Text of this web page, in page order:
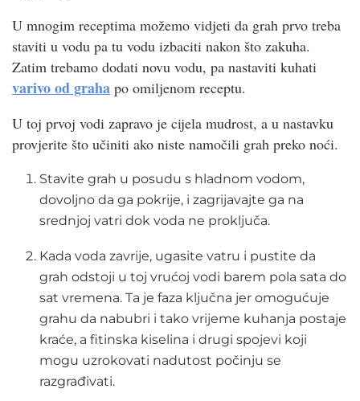
U mnogim receptima možemo vidjeti da grah prvo treba
staviti u vodu pa tu vodu izbaciti nakon što zakuha.
Zatim trebamo dodati novu vodu, pa nastaviti kuhati
varivo od graha po omiljenom receptu.
U toj prvoj vodi zapravo je cijela mudrost, a u nastavku
provjerite što učiniti ako niste namočili grah preko noći.
Stavite grah u posudu s hladnom vodom,
dovoljno da ga pokrije, i zagrijavajte ga na
srednjoj vatri dok voda ne proključa.
Kada voda zavrije, ugasite vatru i pustite da
grah odstoji u toj vrućoj vodi barem pola sata do
sat vremena. Ta je faza ključna jer omogućuje
grahu da nabubri i tako vrijeme kuhanja postaje
kraće, a fitinska kiselina i drugi spojevi koji
mogu uzrokovati nadutost počinju se
razgrađivati.